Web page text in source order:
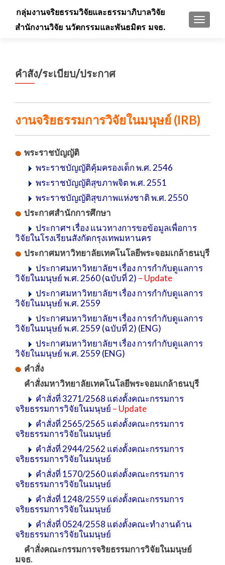
กลุ่มงานจริยธรรมวิจัยและธรรมาภิบาลวิจัย
สำนักงานวิจัย นวัตกรรมและพันธมิตร มจธ.
คำสั่ง/ระเบียบ/ประกาศ
งานจริยธรรมการวิจัยในมนุษย์ (IRB)
พระราชบัญญัติ
พระราชบัญญัติคุ้มครองเด็ก พ.ศ. 2546
พระราชบัญญัติสุขภาพจิต พ.ศ. 2551
พระราชบัญญัติสุขภาพแห่งชาติ พ.ศ. 2550
ประกาศสำนักการศึกษา
ประกาศฯ เรื่อง แนวทางการขอข้อมูลเพื่อการ
วิจัยในโรงเรียนสังกัดกรุงเทพมหานคร
ประกาศมหาวิทยาลัยเทคโนโลยีพระจอมเกล้าธนบุรี
ประกาศมหาวิทยาลัยฯ เรื่อง การกำกับดูแลการ
วิจัยในมนุษย์ พ.ศ. 2560 (ฉบับที่ 2) – Update
ประกาศมหาวิทยาลัยฯ เรื่อง การกำกับดูแลการ
วิจัยในมนุษย์ พ.ศ. 2559
ประกาศมหาวิทยาลัยฯ เรื่อง การกำกับดูแลการ
วิจัยในมนุษย์ พ.ศ. 2559 (ฉบับที่ 2) (ENG)
ประกาศมหาวิทยาลัยฯ เรื่อง การกำกับดูแลการ
วิจัยในมนุษย์ พ.ศ. 2559 (ENG)
คำสั่ง
คำสั่งมหาวิทยาลัยเทคโนโลยีพระจอมเกล้าธนบุรี
คำสั่งที่ 3271/2568 แต่งตั้งคณะกรรมการ
จริยธรรมการวิจัยในมนุษย์ – Update
คำสั่งที่ 2565/2565 แต่งตั้งคณะกรรมการ
จริยธรรมการวิจัยในมนุษย์
คำสั่งที่ 2944/2562 แต่งตั้งคณะกรรมการ
จริยธรรมการวิจัยในมนุษย์
คำสั่งที่ 1570/2560 แต่งตั้งคณะกรรมการ
จริยธรรมการวิจัยในมนุษย์
คำสั่งที่ 1248/2559 แต่งตั้งคณะกรรมการ
จริยธรรมการวิจัยในมนุษย์
คำสั่งที่ 0524/2558 แต่งตั้งคณะทำงานด้าน
จริยธรรมการวิจัยในมนุษย์
คำสั่งคณะกรรมการจริยธรรมการวิจัยในมนุษย์
มจธ.